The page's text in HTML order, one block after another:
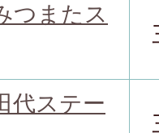
つまたス
代ステー